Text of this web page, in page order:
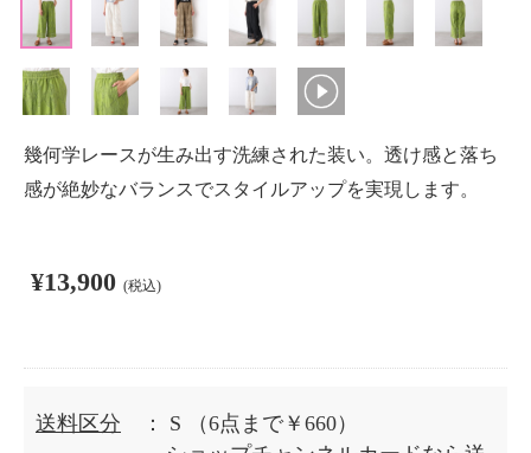
幾何学レースが生み出す洗練された装い。透け感と落ち
感が絶妙なバランスでスタイルアップを実現します。
¥13,900 (税込)
送料区分 ： S
（6点まで￥660）